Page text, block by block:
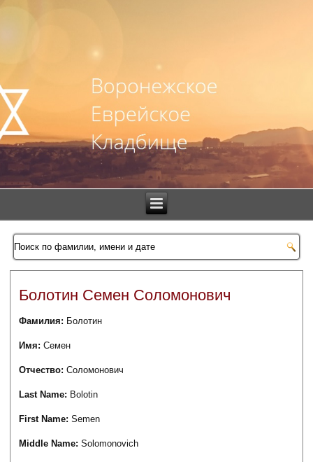
Болотин Семен Соломонович
Фамилия: Болотин
Имя:Семен
Отчество:Соломонович
Last Name: Bolotin
First Name:Semen
Middle Name:Solomonovich